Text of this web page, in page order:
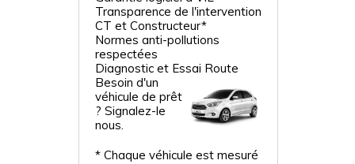
Transparence de l'intervention
CT et Constructeur*
Normes anti-pollutions
respectées
Diagnostic et Essai Route
Besoin d'un
véhicule de prêt
? Signalez-le
nous.
* Chaque véhicule est mesuré